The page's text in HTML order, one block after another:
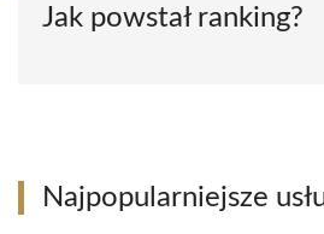
Jak powstał ranking?
Najpopularniejsze